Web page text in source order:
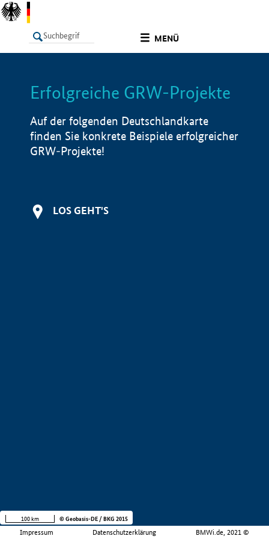
MENÜ
LISTE Info
Erfolgreiche GRW-Projekte
Auf der folgenden Deutschlandkarte
finden Sie konkrete Beispiele erfolgreicher
GRW-Projekte!
LOS GEHT'S
Impressum Datenschutzerklärung BMWi.de, 2021 ©
100 km © Geobasis-DE / BKG 2015